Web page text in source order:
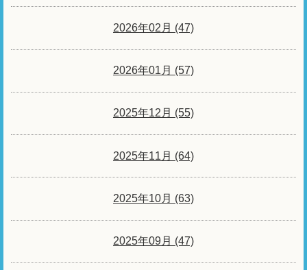
2026年02月 (47)
2026年01月 (57)
2025年12月 (55)
2025年11月 (64)
2025年10月 (63)
2025年09月 (47)